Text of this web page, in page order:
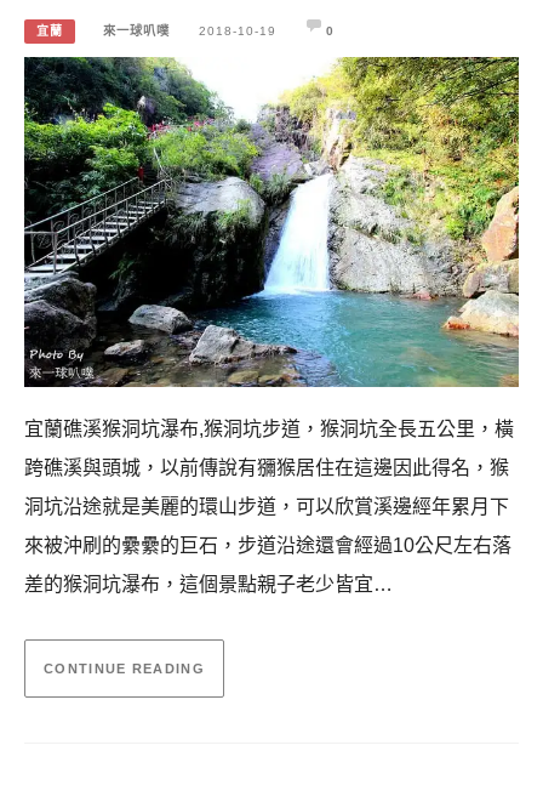
宜蘭 來一球叭噗 2018-10-19 0
宜蘭礁溪猴洞坑瀑布,猴洞坑步道，猴洞坑全長五公里，橫
跨礁溪與頭城，以前傳說有獼猴居住在這邊因此得名，猴
洞坑沿途就是美麗的環山步道，可以欣賞溪邊經年累月下
來被沖刷的纍纍的巨石，步道沿途還會經過10公尺左右落
差的猴洞坑瀑布，這個景點親子老少皆宜…
CONTINUE READING